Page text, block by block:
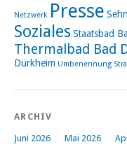
Netzwerk Presse
Soziales Staatsbad
Thermalbad Bad
Dürkheim Umbenennung
ARCHIV
Juni 2026 Mai 2026